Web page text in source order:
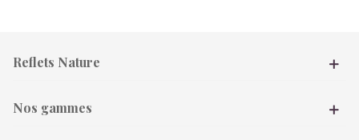
Reflets Nature
Nos gammes